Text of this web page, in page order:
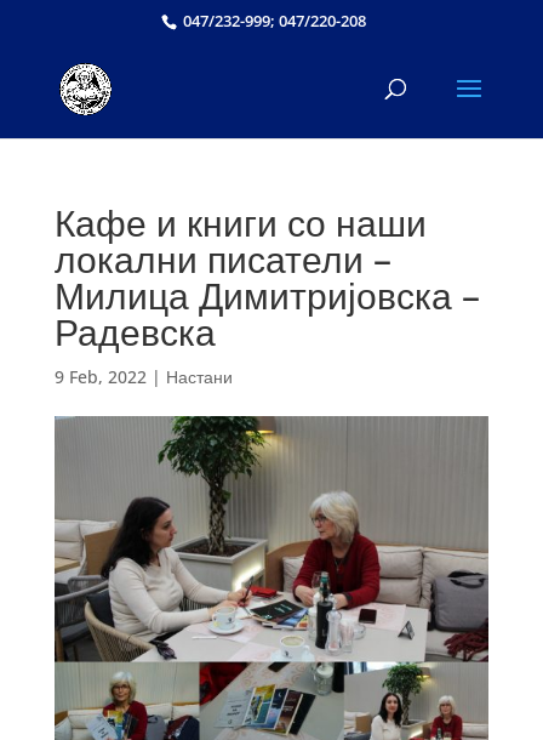
047/232-999; 047/220-208
Кафе и книги со наши
локални писатели –
Милица Димитријовска –
Радевска
9 Feb, 2022| Настани